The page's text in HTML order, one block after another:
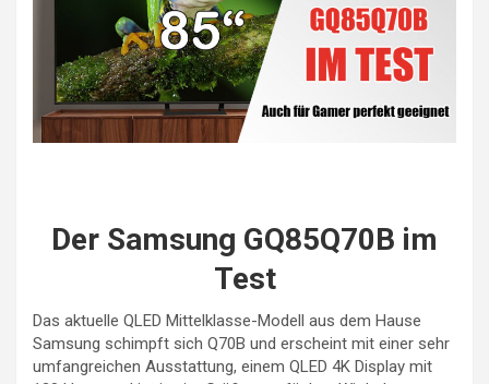
Der Samsung GQ85Q70B im
Test
Das aktuelle QLED Mittelklasse-Modell aus dem Hause
Samsung schimpft sich Q70B und erscheint mit einer sehr
umfangreichen Ausstattung, einem QLED 4K Display mit